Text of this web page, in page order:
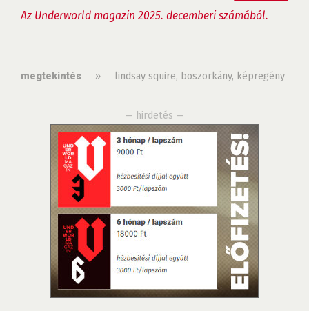
Az Underworld magazin 2025. decemberi számából.
megtekintés » lindsay squire, boszorkány, képregény
— hirdetés —